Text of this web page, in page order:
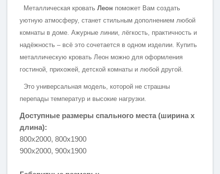
Металлическая кровать Леон поможет Вам создать
уютную атмосферу, станет стильным дополнением любой
комнаты в доме. Ажурные линии, лёгкость, практичность и
надёжность – всё это сочетается в одном изделии. Купить
металлическую кровать Леон можно для оформления
гостиной, прихожей, детской комнаты и любой другой.
Это универсальная модель, которой не страшны
перепады температур и высокие нагрузки.
Доступные размеры спального места (ширина х
длина):
800х2000, 800х1900
900х2000, 900х1900